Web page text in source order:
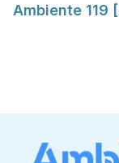
Ambiente 119